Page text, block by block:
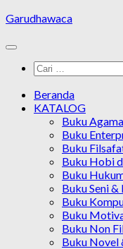
Skip
content
Garudhawaca
Cari
untuk:
Beranda
KATALOG
Buku
Buku
Buku
Buku Hobi
Buku
Buku Seni
Buku
Buku
Buku Non
Buku Novel